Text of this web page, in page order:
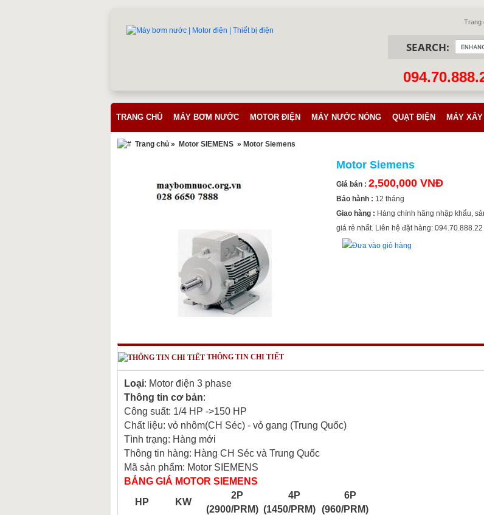
Trang
SEARCH:
TRANG CHỦ MÁY BƠM NƯỚC MOTOR ĐIỆN MÁY NƯỚC NÓNG QUẠT ĐIỆN MÁY
Trang chủ » Motor SIEMENS » Motor Siemens
Motor Siemens
Giá bán : 2,500,000 VNĐ
Bảo hành : 12 tháng
Giao hàng : Hàng chính hãng nhập khẩu,
giá rẻ nhất. Liên hệ đặt hàng: 094.70.888.22
THÔNG TIN CHI TIẾT
Loại: Motor điện 3 phase
Thông tin cơ bản:
Công suất: 1/4 HP ->150 HP
Chất liệu: vỏ nhôm(CH Séc) - vỏ gang (Trung Quốc)
Tình trạng: Hàng mới
Thông tin hàng: Hàng CH Séc và Trung Quốc
Mã sản phẩm: Motor SIEMENS
BẢNG GIÁ MOTOR SIEMENS
HP
KW
2P
(2900/PRM)
4P
(1450/PRM)
6P
(960/PRM)